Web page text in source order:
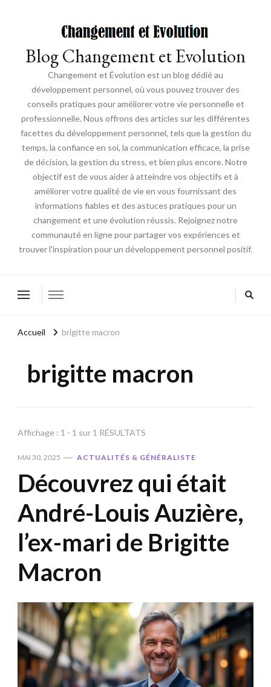
Blog Changement et Evolution
Changement et Évolution est un blog dédié au
développement personnel, où vous pouvez trouver des
conseils pratiques pour améliorer votre vie personnelle et
professionnelle. Nous offrons des articles sur les différentes
facettes du développement personnel, tels que la gestion du
temps, la confiance en soi, la communication efficace, la prise
de décision, la gestion du stress, et bien plus encore. Notre
objectif est de vous aider à atteindre vos objectifs et à
améliorer votre qualité de vie en vous fournissant des
informations fiables et des astuces pratiques pour un
changement et une évolution réussis. Rejoignez notre
communauté en ligne pour partager vos expériences et
trouver l'inspiration pour un développement personnel positif.
Accueil brigitte macron
brigitte macron
Affichage : 1 - 1 sur 1 RÉSULTATS
MAI 30, 2025 ACTUALITÉS & GÉNÉRALISTE
Découvrez qui était
André-Louis Auzière,
l’ex-mari de Brigitte
Macron